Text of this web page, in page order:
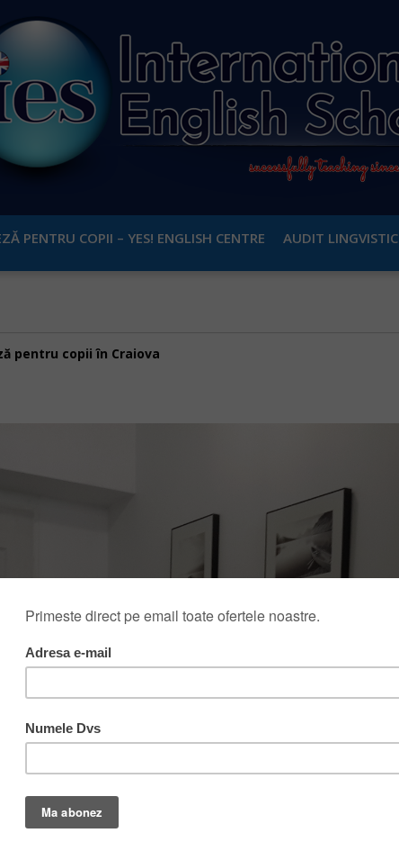
PENTRU COPII – YES! ENGLISH CENTRE AUDIT LINGVISTIC
pentru copii în Craiova